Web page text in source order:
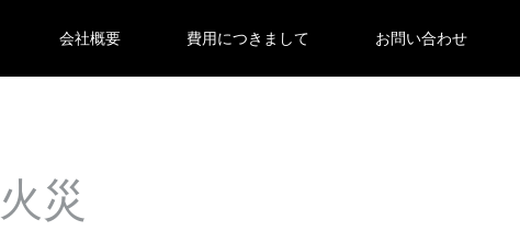
会社概要 費用につきまして お問い合わせ
火災